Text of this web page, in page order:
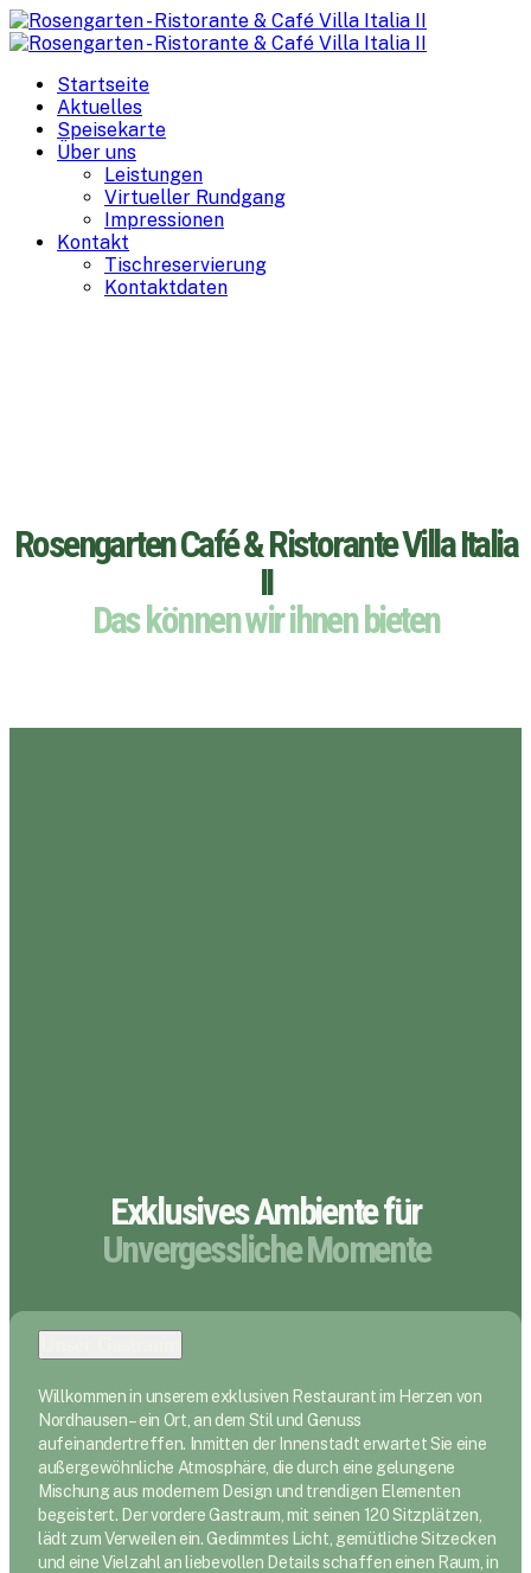
Startseite
Aktuelles
Speisekarte
Über uns
Leistungen
Virtueller Rundgang
Impressionen
Kontakt
Tischreservierung
Kontaktdaten
Rosengarten Café & Ristorante Villa Italia
II
Das können wir ihnen bieten
Exklusives Ambiente für
Unvergessliche Momente
Willkommen in unserem exklusiven Restaurant im Herzen von
Nordhausen – ein Ort, an dem Stil und Genuss
aufeinandertreffen. Inmitten der Innenstadt erwartet Sie eine
außergewöhnliche Atmosphäre, die durch eine gelungene
Mischung aus modernem Design und trendigen Elementen
begeistert. Der vordere Gastraum, mit seinen 120 Sitzplätzen,
lädt zum Verweilen ein. Gedimmtes Licht, gemütliche Sitzecken
und eine Vielzahl an liebevollen Details schaffen einen Raum, in